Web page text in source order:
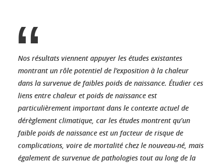
Nos résultats viennent appuyer les études existantes
montrant un rôle potentiel de l’exposition à la chaleur
dans la survenue de faibles poids de naissance. Étudier ces
liens entre chaleur et poids de naissance est
particulièrement important dans le contexte actuel de
dérèglement climatique, car les études montrent qu’un
faible poids de naissance est un facteur de risque de
complications, voire de mortalité chez le nouveau-né, mais
également de survenue de pathologies tout au long de la